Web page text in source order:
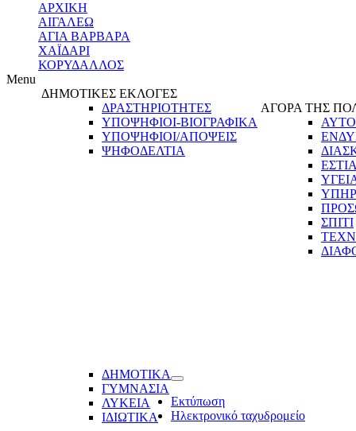
ΑΡΧΙΚΗ
ΑΙΓΑΛΕΩ
ΑΓΙΑ ΒΑΡΒΑΡΑ
ΧΑΪΔΑΡΙ
ΚΟΡΥΔΑΛΛΟΣ
Menu
ΔΗΜΟΤΙΚΕΣ ΕΚΛΟΓΕΣ
ΔΡΑΣΤΗΡΙΟΤΗΤΕΣ
ΥΠΟΨΗΦΙΟΙ-ΒΙΟΓΡΑΦΙΚΑ
ΥΠΟΨΗΦΙΟΙ/ΑΠΟΨΕΙΣ
ΨΗΦΟΔΕΛΤΙΑ
ΑΓΟΡΑ ΤΗΣ
ΣΠΙΤΙ
ΔΗΜΟΤΙΚΑ
ΓΥΜΝΑΣΙΑ
ΛΥΚΕΙΑ
ΙΔΙΩΤΙΚΑ
Εκτύπωση
Ηλεκτρονικό ταχυδρομείο